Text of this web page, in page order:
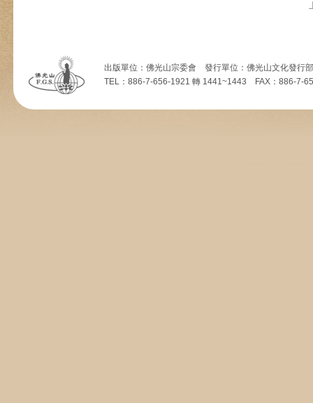
出版單位：佛光山宗委會 發行單位：佛光山文化發行
TEL：886-7-656-1921 轉 1441~1443 FAX：886-7-